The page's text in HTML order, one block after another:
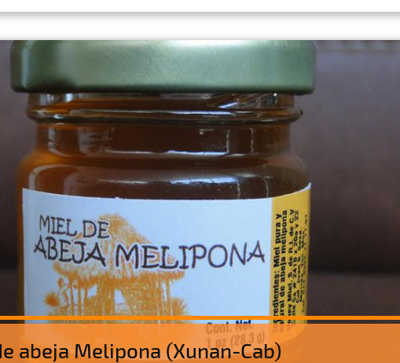
abeja Melipona (Xunan-Cab)